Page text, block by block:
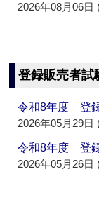
2026年08月06日
登録販売者試
令和8年度 登
2026年05月29日
令和8年度 登
2026年05月26日